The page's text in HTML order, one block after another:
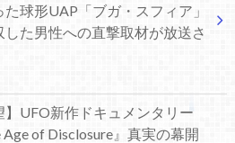
た球形UAP「ブガ・スフィア」
した男性への直撃取材が放送さ
】UFO新作ドキュメンタリー
Age of Disclosure』真実の幕開